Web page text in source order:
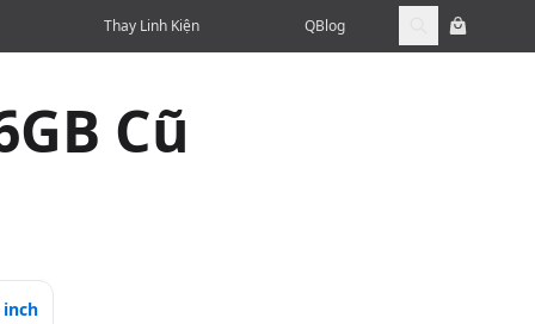
Thay Linh Kiện QBlog
Cũ
inch